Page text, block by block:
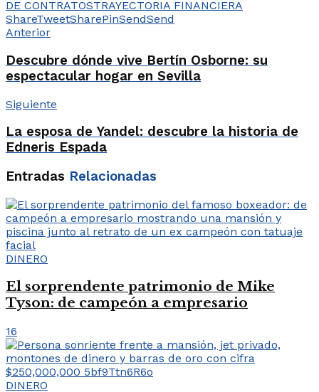
DE CONTRATOSTRAYECTORIA FINANCIERA
ShareTweetSharePinSendSend
Anterior
Descubre dónde vive Bertín Osborne: su
espectacular hogar en Sevilla
Siguiente
La esposa de Yandel: descubre la historia de
Edneris Espada
Entradas Relacionadas
DINERO
El sorprendente patrimonio de Mike
Tyson: de campeón a empresario
16
DINERO